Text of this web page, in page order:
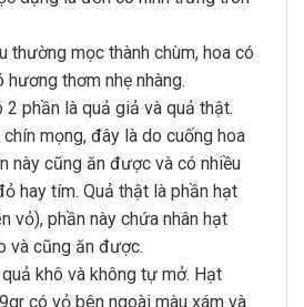
thường mọc thành chùm, hoa có
hương thơm nhẹ nhàng.
2 phần là quả giả và quả thật.
mọng, đây là do cuống hoa
này cũng ăn được và có nhiều
hay tím. Quả thật là phần hạt
vỏ), phần này chứa nhân hạt
và cũng ăn được.
khô và không tự mở. Hạt
có vỏ bên ngoài màu xám và